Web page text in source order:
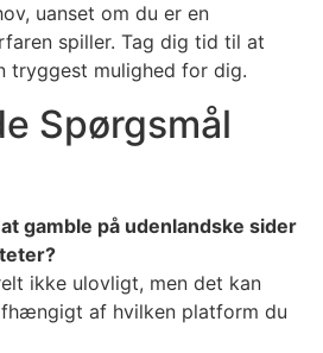
uanset om du er en
spiller. Tag dig tid til at
tryggest mulighed for dig.
Spørgsmål
gamble på udenlandske sider
ikke ulovligt, men det kan
af hvilken platform du